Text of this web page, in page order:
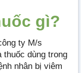
gì?
ty M/s
dùng trong
nhân bị viêm